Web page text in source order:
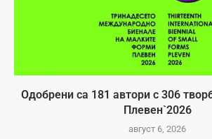
Одобрени са 181 автори с 306
Плевен`2026
август 6, 2026